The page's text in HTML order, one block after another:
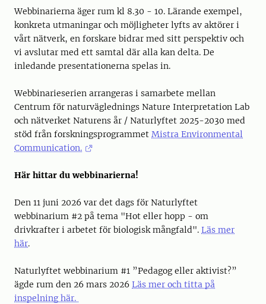
Webbinarierna äger rum kl 8.30 - 10. Lärande exempel,
konkreta utmaningar och möjligheter lyfts av aktörer i
vårt nätverk, en forskare bidrar med sitt perspektiv och
vi avslutar med ett samtal där alla kan delta. De
inledande presentationerna spelas in.
Webbinarieserien arrangeras i samarbete mellan
Centrum för naturväglednings Nature Interpretation Lab
och nätverket Naturens år / Naturlyftet 2025-2030 med
stöd från forskningsprogrammet Mistra Environmental
Communication.
Här hittar du webbinarierna!
Den 11 juni 2026 var det dags för Naturlyftet
webbinarium #2 på tema "Hot eller hopp - om
drivkrafter i arbetet för biologisk mångfald". Läs mer
här.
Naturlyftet webbinarium #1 ”Pedagog eller aktivist?”
ägde rum den 26 mars 2026 Läs mer och titta på
inspelning här.